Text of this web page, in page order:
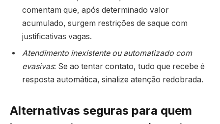
comentam que, após determinado valor
acumulado, surgem restrições de saque com
justificativas vagas.
Atendimento inexistente ou automatizado com
evasivas: Se ao tentar contato, tudo que recebe é
resposta automática, sinalize atenção redobrada.
Alternativas seguras para quem